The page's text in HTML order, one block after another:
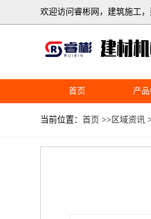
欢迎访问睿彬网，建筑施工
首页 产
当前位置：首页 >> 区域资讯